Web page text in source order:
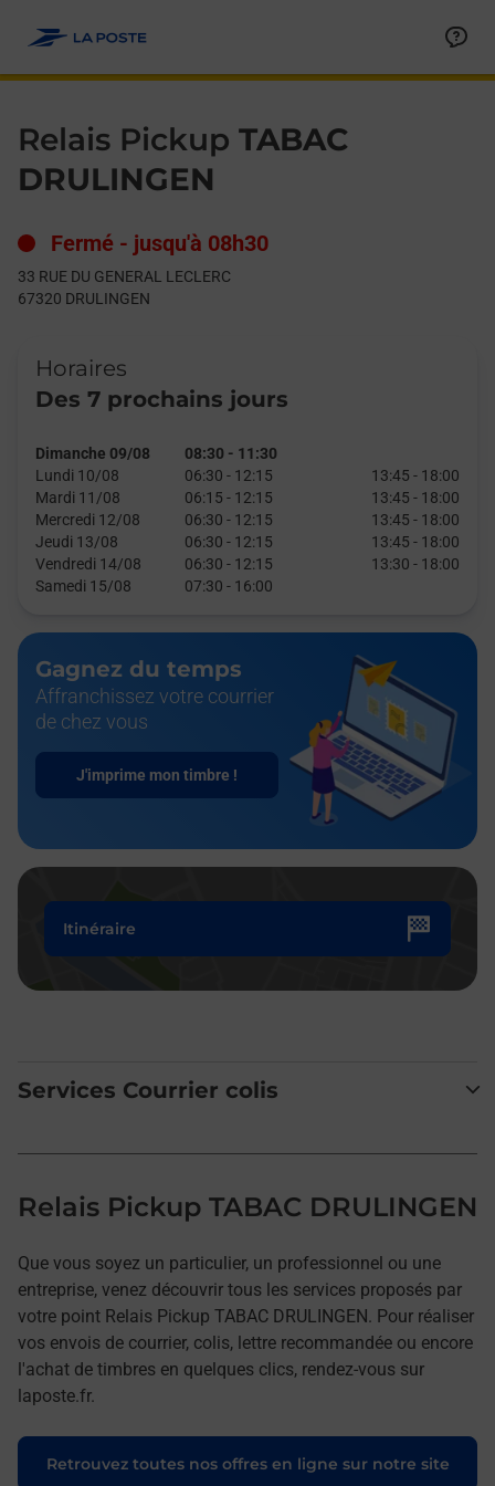
Relais Pickup TABAC
DRULINGEN
Fermé - jusqu'à 08h30
33 RUE DU GENERAL LECLERC
67320 DRULINGEN
Horaires
Des 7 prochains jours
Dimanche 09/08 08:30 - 11:30
Lundi 10/08
06:30 - 12:15 13:45 - 18:00
Mardi 11/08
06:15 - 12:15 13:45 - 18:00
Mercredi 12/08
06:30 - 12:15 13:45 - 18:00
Jeudi 13/08
06:30 - 12:15 13:45 - 18:00
Vendredi 14/08
06:30 - 12:15 13:30 - 18:00
Samedi 15/08
07:30 - 16:00
Gagnez du temps
Affranchissez votre courrier
de chez vous
J'imprime mon timbre !
Itinéraire
Services Courrier colis
Relais Pickup TABAC DRULINGEN
Que vous soyez un particulier, un professionnel ou une
entreprise, venez découvrir tous les services proposés par
votre point Relais Pickup TABAC DRULINGEN. Pour réaliser
vos envois de courrier, colis, lettre recommandée ou encore
l'achat de timbres en quelques clics, rendez-vous sur
laposte.fr.
Retrouvez toutes nos offres en ligne sur notre site